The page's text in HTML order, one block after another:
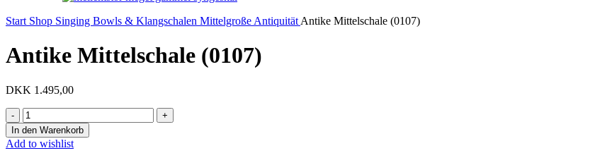
Start Shop Singing Bowls & Klangschalen Mittelgroße Antiquität Antike Mittelschale (0107)
Antike Mittelschale (0107)
DKK 1.495,00
Antike
Mittelschale
(0107)
Menge
In den Warenkorb
Add to wishlist